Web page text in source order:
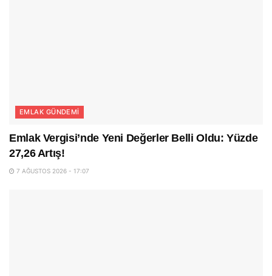
EMLAK GÜNDEMI
Emlak Vergisi’nde Yeni Değerler Belli Oldu: Yüzde
27,26 Artış!
7 AĞUSTOS 2026 - 17:07